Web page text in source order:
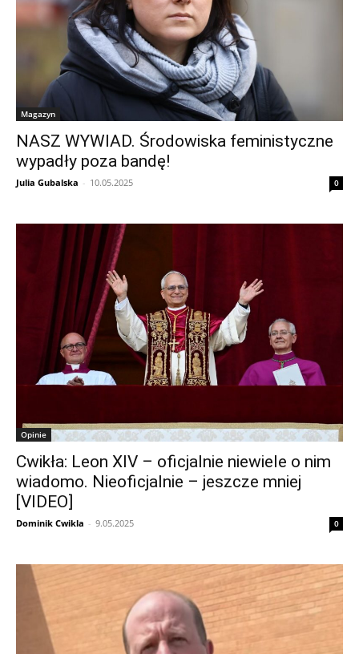
Magazyn
NASZ WYWIAD. Środowiska feministyczne
wypadły poza bandę!
Julia Gubalska - 10.05.2025 0
Opinie
Cwikła: Leon XIV – oficjalnie niewiele o nim
wiadomo. Nieoficjalnie – jeszcze mniej
[VIDEO]
Dominik Cwikla - 9.05.2025 0